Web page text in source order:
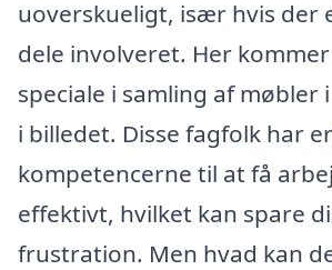
uoverskueligt, især hvis der
dele involveret. Her
speciale i samling af møbler
i billedet. Disse fagfolk har
kompetencerne til at få
effektivt, hvilket kan spare
frustration. Men hvad kan